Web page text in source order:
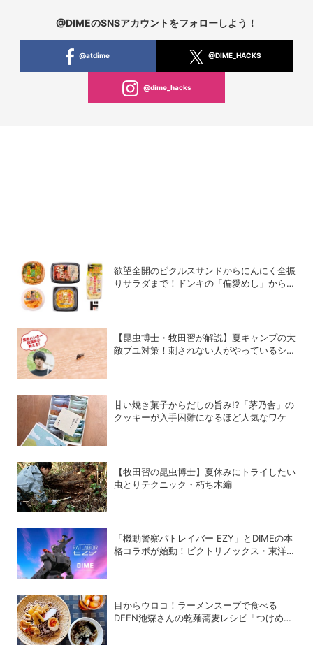
@DIMEのSNSアカウントをフォローしよう！
@atdime @DIME_HACKS
@dime_hacks
欲望全開のピクルスサンドからにんにく全振
りサラダまで！ドンキの「偏愛めし」から激
【昆虫博士・牧田習が解説】夏キャンプの大
敵ブユ対策！刺されない人がやっているシン
甘い焼き菓子からだしの旨み!?「茅乃舎」の
クッキーが入手困難になるほど人気なワケ
【牧田習の昆虫博士】夏休みにトライしたい
虫とりテクニック・朽ち木編
「機動警察パトレイバー EZY」とDIMEの本
格コラボが始動！ビクトリノックス・東洋ス
目からウロコ！ラーメンスープで食べる
DEEN池森さんの乾麺蕎麦レシピ「つけめん